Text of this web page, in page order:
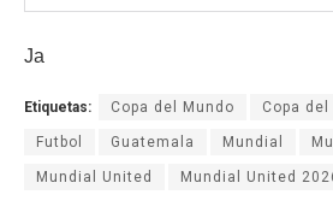
Ja
Etiquetas: Copa del Mundo Copa
Futbol Guatemala Mundial
Mundial United Mundial United